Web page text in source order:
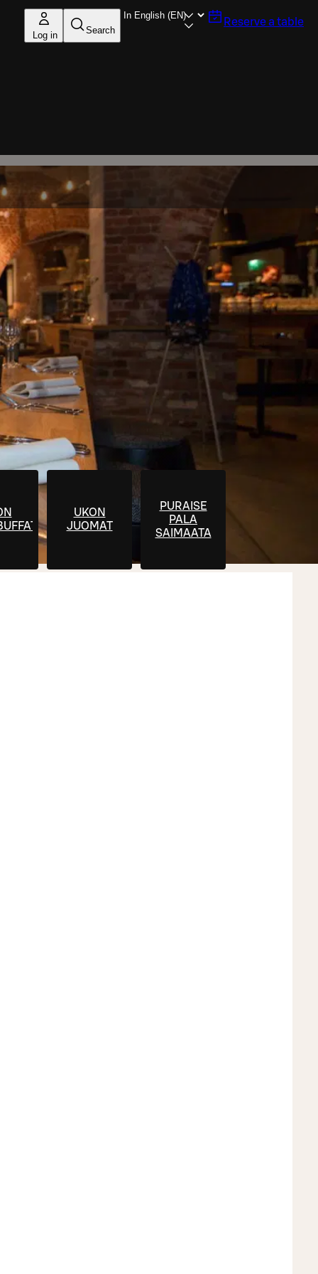
Log in Search
Reserve a table
UKON
JUOMAT
PURAISE
PALA
SAIMAATA